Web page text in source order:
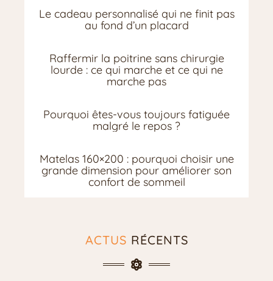
Le cadeau personnalisé qui ne finit pas
au fond d’un placard
Raffermir la poitrine sans chirurgie
lourde : ce qui marche et ce qui ne
marche pas
Pourquoi êtes-vous toujours fatiguée
malgré le repos ?
Matelas 160×200 : pourquoi choisir une
grande dimension pour améliorer son
confort de sommeil
ACTUS RÉCENTS